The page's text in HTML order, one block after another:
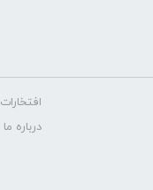
افتخارات
درباره ما